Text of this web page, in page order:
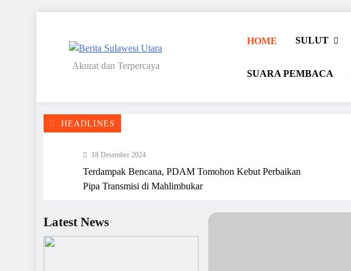
Akurat dan Terpercaya
HOME SULUT
SUARA PEMBACA
HEADLINES
18 Desember 2024
Terdampak Bencana, PDAM Tomohon Kebut Perbaikan
Pipa Transmisi di Mahlimbukar
2025, PD Pasar Tambah Puluhan CCTV di Pasar Beriman
Tomohon
Latest News